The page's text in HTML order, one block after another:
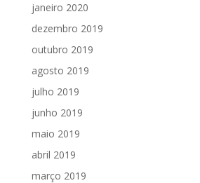
janeiro 2020
dezembro 2019
outubro 2019
agosto 2019
julho 2019
junho 2019
maio 2019
abril 2019
março 2019